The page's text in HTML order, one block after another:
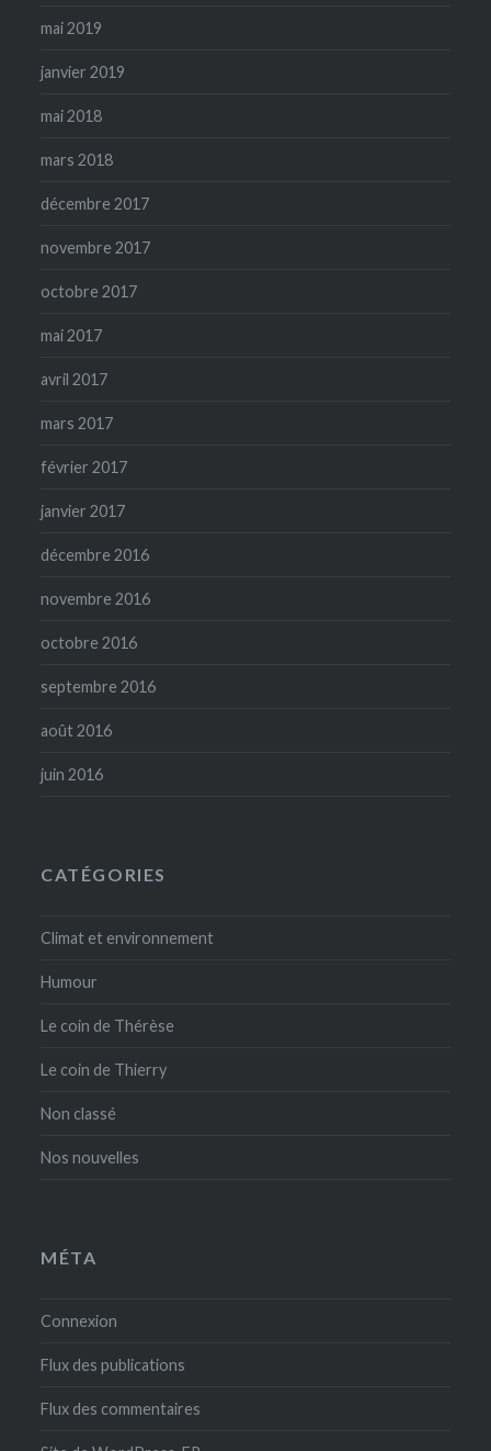
mai 2019
janvier 2019
mai 2018
mars 2018
décembre 2017
novembre 2017
octobre 2017
mai 2017
avril 2017
mars 2017
février 2017
janvier 2017
décembre 2016
novembre 2016
octobre 2016
septembre 2016
août 2016
juin 2016
CATÉGORIES
Climat et environnement
Humour
Le coin de Thérèse
Le coin de Thierry
Non classé
Nos nouvelles
MÉTA
Connexion
Flux des publications
Flux des commentaires